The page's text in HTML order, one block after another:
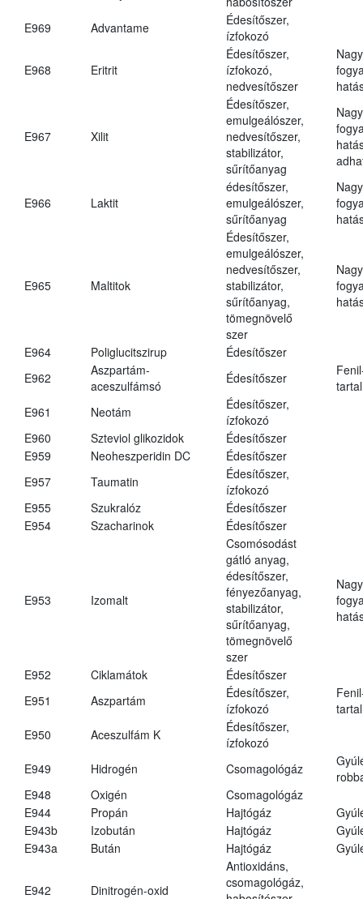
E969
Advantame
Édesítőszer,
ízfokozó
E968 Eritrit
Édesítőszer,
ízfokozó,
nedvesítőszer
E967 Xilit
Édesítőszer,
emulgeálószer,
nedvesítőszer,
stabilizátor,
sűrítőanyag
E966 Laktit
édesítőszer,
emulgeálószer,
sűrítőanyag
E965 Maltitok
Édesítőszer,
emulgeálószer,
nedvesítőszer,
stabilizátor,
sűrítőanyag,
tömegnövelő
szer
E964 Poliglucitszirup
Édesítőszer
E962
Aszpartám-
aceszulfámsó
Édesítőszer
E961
Neotám
Édesítőszer,
ízfokozó
E960
Szteviol glikozidok
Édesítőszer
E959
Neoheszperidin DC
Édesítőszer
E957
Taumatin
Édesítőszer,
ízfokozó
E955
Szukralóz
Édesítőszer
E954
Szacharinok Édesítőszer
E953 Izomalt
Csomósodást
gátló anyag,
édesítőszer,
fényezőanyag,
stabilizátor,
sűrítőanyag,
tömegnövelő
szer
E952 Ciklamátok
Édesítőszer
E951
Aszpartám
Édesítőszer,
ízfokozó
E950
Aceszulfám K
Édesítőszer,
ízfokozó
E949
Hidrogén Csomagológáz
E948
Oxigén
Csomagológáz
E944
Propán Hajtógáz
E943b
Izobután Hajtógáz
E943a
Bután Hajtógáz
E942 Dinitrogén-oxid
Antioxidáns,
csomagológáz,